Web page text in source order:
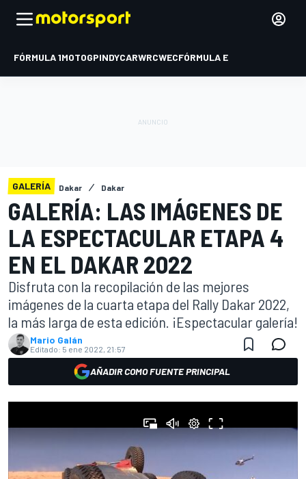
FÓRMULA 1MOTOGPINDYCARWRCWECFÓRMULA E
GALERÍA Dakar Dakar
GALERÍA: LAS IMÁGENES DE
LA ESPECTACULAR ETAPA 4
EN EL DAKAR 2022
Disfruta con la recopilación de las mejores
imágenes de la cuarta etapa del Rally Dakar 2022,
la más larga de esta edición. ¡Espectacular galería!
Mario Galán
Editado: 5 ene 2022, 21:57
AÑADIR COMO FUENTE PRINCIPAL